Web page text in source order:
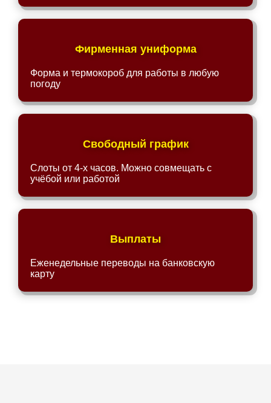
Фирменная униформа
Форма и термокороб для работы в любую
погоду
Свободный график
Слоты от 4-х часов. Можно совмещать с
учёбой или работой
Выплаты
Еженедельные переводы на банковскую
карту